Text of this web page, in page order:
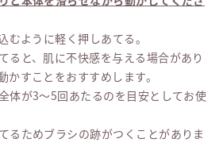
ように軽く押しあてる。
ると、肌に不快感を与える場合があり
かすことをおすすめします。
体が3～5回あたるのを目安としてお使
るためブラシの跡がつくことがありま